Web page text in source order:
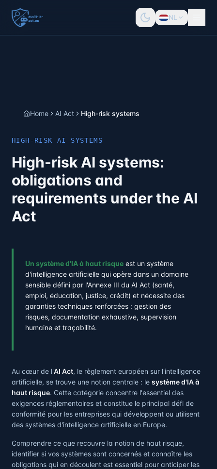
NL
Home AI Act High-risk systems
HIGH-RISK AI SYSTEMS
High-risk AI systems:
obligations and
requirements under the AI
Act
Un système d'IA à haut risque est un système
d'intelligence artificielle qui opère dans un domaine
sensible défini par l'Annexe III du AI Act (santé,
emploi, éducation, justice, crédit) et nécessite des
garanties techniques renforcées : gestion des
risques, documentation exhaustive, supervision
humaine et traçabilité.
Au cœur de l'AI Act, le règlement européen sur l'intelligence
artificielle, se trouve une notion centrale : le système d'IA à
haut risque. Cette catégorie concentre l'essentiel des
exigences réglementaires et constitue le principal défi de
conformité pour les entreprises qui développent ou utilisent
des systèmes d'intelligence artificielle en Europe.
Comprendre ce que recouvre la notion de haut risque,
identifier si vos systèmes sont concernés et connaître les
obligations qui en découlent est essentiel pour anticiper les